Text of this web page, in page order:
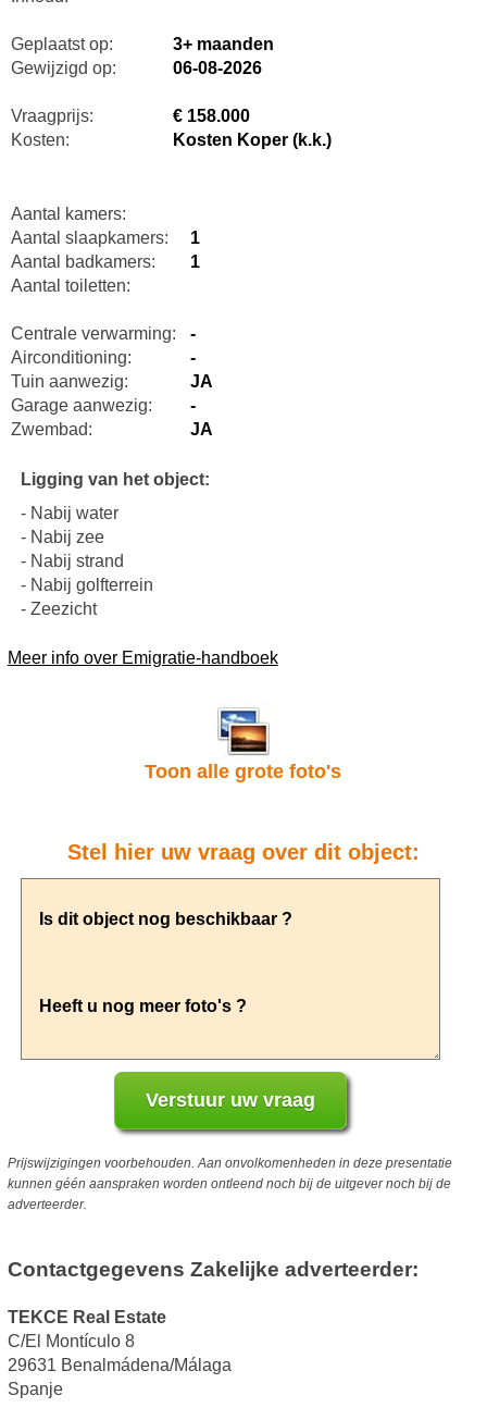
Geplaatst op:
3+ maanden
Gewijzigd op:
06-08-2026
Vraagprijs:
€ 158.000
Kosten:
Kosten Koper (k.k.)
Aantal kamers:
Aantal slaapkamers:
1
Aantal badkamers:
1
Aantal toiletten:
Centrale verwarming:
-
Airconditioning:
-
Tuin aanwezig:
JA
Garage aanwezig:
-
Zwembad:
JA
Ligging van het object:
- Nabij water
- Nabij zee
- Nabij strand
- Nabij golfterrein
- Zeezicht
Meer info over Emigratie-handboek
Toon alle grote foto's
Stel hier uw vraag over dit object:
Prijswijzigingen voorbehouden. Aan onvolkomenheden in deze presentatie
kunnen géén aanspraken worden ontleend noch bij de uitgever noch bij de
adverteerder.
Contactgegevens Zakelijke adverteerder:
TEKCE Real Estate
C/El Montículo 8
29631 Benalmádena/Málaga
Spanje